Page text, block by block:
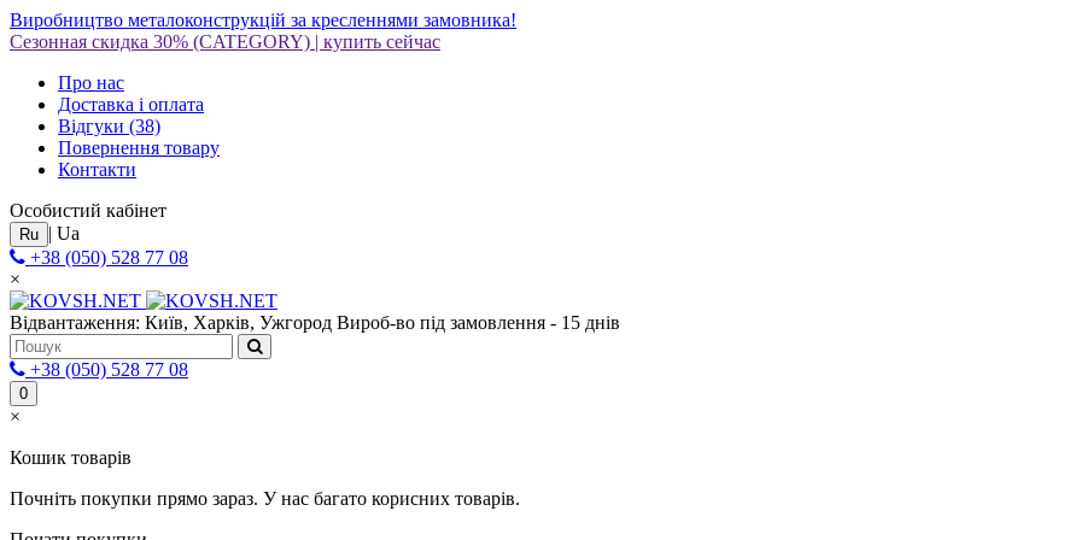
Виробництво металоконструкцій за кресленнями замовника!
Сезонная скидка 30% (CATEGORY) | купить сейчас
Про нас
Доставка і оплата
Відгуки (38)
Повернення товару
Контакти
Особистий кабінет
Ru | Ua
+38 (050) 528 77 08
×
Відвантаження: Київ, Харків, Ужгород Вироб-во під замовлення - 15 днів
+38 (050) 528 77 08
0
×
Кошик товарів
Почніть покупки прямо зараз. У нас багато корисних товарів.